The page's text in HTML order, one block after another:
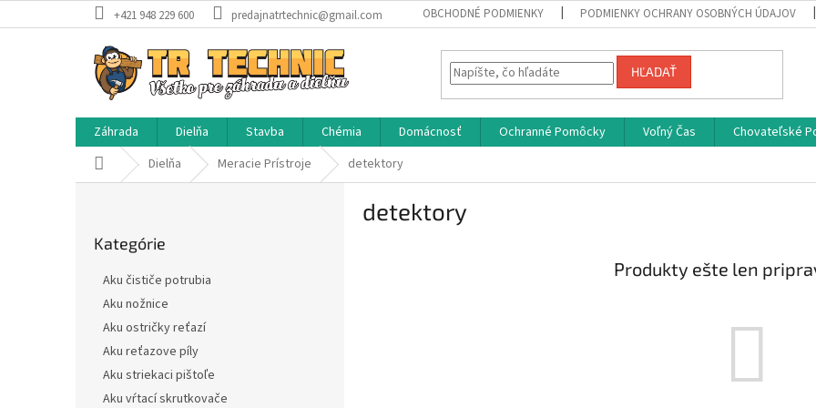
na
+421 948 229 600 predajnatrtechnic@gmail.com OBCHODNÉ PODMIENKY PODMIENKY OCHRANY OSOBNÝCH ÚDAJOV
HĽADAŤ
Záhrada Dielňa Stavba Chémia Domácnosť Ochranné Pomôcky Voľný Čas Chovateľské
DomovDielňa Meracie Prístroje detektory
kategórie
Kategórie
Aku čističe potrubia
Aku nožnice
Aku ostričky reťazí
Aku reťazove píly
Aku striekaci pištoľe
Aku vŕtací skrutkovače
detektory
Produkty ešte len